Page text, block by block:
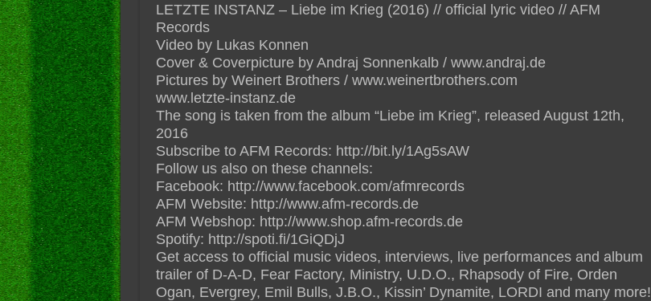
LETZTE INSTANZ – Liebe im Krieg (2016) // official lyric video // AFM
Records
Video by Lukas Konnen
Cover & Coverpicture by Andraj Sonnenkalb / www.andraj.de
Pictures by Weinert Brothers / www.weinertbrothers.com
www.letzte-instanz.de
The song is taken from the album “Liebe im Krieg”, released August 12th,
2016
Subscribe to AFM Records: http://bit.ly/1Ag5sAW
Follow us also on these channels:
Facebook: http://www.facebook.com/afmrecords
AFM Website: http://www.afm-records.de
AFM Webshop: http://www.shop.afm-records.de
Spotify: http://spoti.fi/1GiQDjJ
Get access to official music videos, interviews, live performances and album
trailer of D-A-D, Fear Factory, Ministry, U.D.O., Rhapsody of Fire, Orden
Ogan, Evergrey, Emil Bulls, J.B.O., Kissin’ Dynamite, LORDI and many more!